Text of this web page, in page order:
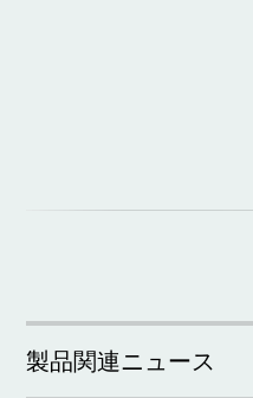
製品関連ニュース